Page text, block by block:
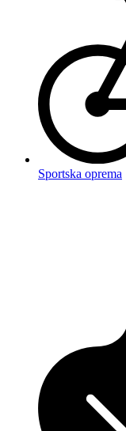
Sportska oprema